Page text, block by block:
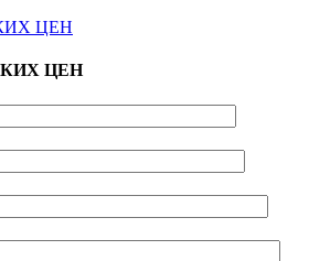
ЦЕН
ЦЕН